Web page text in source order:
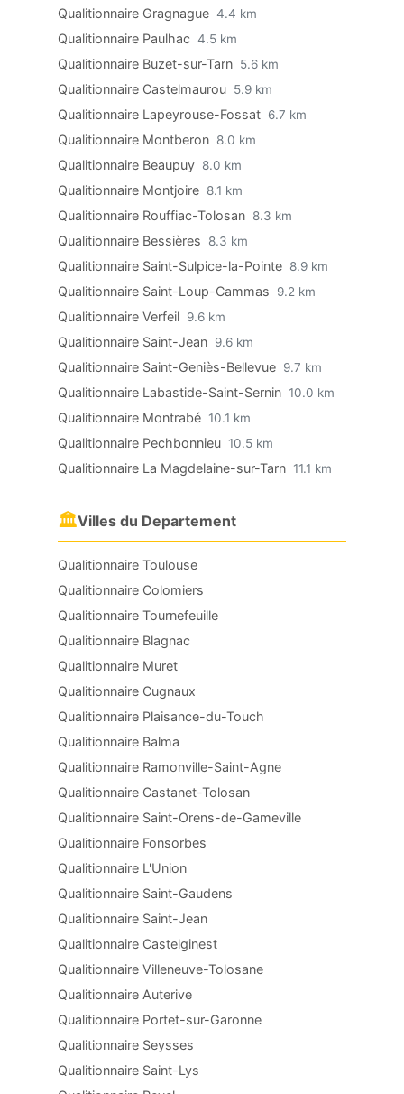
Qualitionnaire Gragnague 4.4 km
Qualitionnaire Paulhac 4.5 km
Qualitionnaire Buzet-sur-Tarn 5.6 km
Qualitionnaire Castelmaurou 5.9 km
Qualitionnaire Lapeyrouse-Fossat 6.7 km
Qualitionnaire Montberon 8.0 km
Qualitionnaire Beaupuy 8.0 km
Qualitionnaire Montjoire 8.1 km
Qualitionnaire Rouffiac-Tolosan 8.3 km
Qualitionnaire Bessières 8.3 km
Qualitionnaire Saint-Sulpice-la-Pointe 8.9 km
Qualitionnaire Saint-Loup-Cammas 9.2 km
Qualitionnaire Verfeil 9.6 km
Qualitionnaire Saint-Jean 9.6 km
Qualitionnaire Saint-Geniès-Bellevue 9.7 km
Qualitionnaire Labastide-Saint-Sernin 10.0 km
Qualitionnaire Montrabé 10.1 km
Qualitionnaire Pechbonnieu 10.5 km
Qualitionnaire La Magdelaine-sur-Tarn 11.1 km
🏛Villes du Departement
Qualitionnaire Toulouse
Qualitionnaire Colomiers
Qualitionnaire Tournefeuille
Qualitionnaire Blagnac
Qualitionnaire Muret
Qualitionnaire Cugnaux
Qualitionnaire Plaisance-du-Touch
Qualitionnaire Balma
Qualitionnaire Ramonville-Saint-Agne
Qualitionnaire Castanet-Tolosan
Qualitionnaire Saint-Orens-de-Gameville
Qualitionnaire Fonsorbes
Qualitionnaire L'Union
Qualitionnaire Saint-Gaudens
Qualitionnaire Saint-Jean
Qualitionnaire Castelginest
Qualitionnaire Villeneuve-Tolosane
Qualitionnaire Auterive
Qualitionnaire Portet-sur-Garonne
Qualitionnaire Seysses
Qualitionnaire Saint-Lys